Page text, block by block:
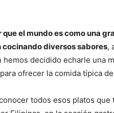
el mundo es como una
cocinando diversos sabores,
hemos decidido echarle una
ofrecer la comida típica
todos esos platos